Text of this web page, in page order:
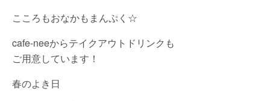
こころもおなかもまんぷく☆
cafe-neeからテイクアウトドリンクも
ご用意しています！
春のよき日